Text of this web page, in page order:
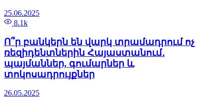
25.06.2025
8.1k
Ո՞ր բանկերն են վարկ տրամադրում ոչ
ռեզիդենտներին Հայաստանում․
պայմաններ, գումարներ և
տոկոսադրույքներ
26.05.2025